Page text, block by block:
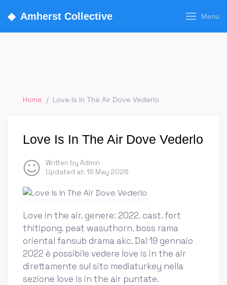
◆ Amherst Collective Menu
Home / Love Is In The Air Dove Vederlo
Love Is In The Air Dove Vederlo
Written by Admin
Updated at: 16 May 2026
Love in the air. genere: 2022. cast. fort
thitipong. peat wasuthorn. boss rama
oriental fansub drama akc. Dal 19 gennaio
2022 è possibile vedere love is in the air
direttamente sul sito mediaturkey nella
sezione love is in the air puntate.